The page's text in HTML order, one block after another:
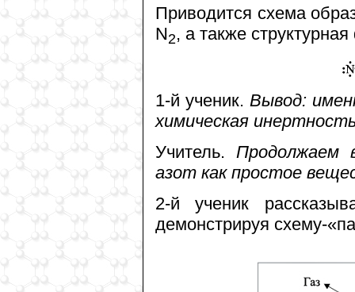
Приводится схема
N2, а также
1-й ученик. Вывод:
химическая
Учитель. Продолжаем
азот как простое
2-й ученик
демонстрируя схему-